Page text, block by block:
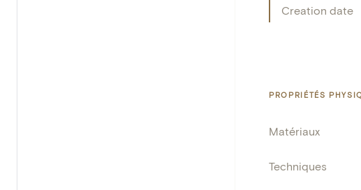
Creation date
PROPRIÉTÉS
Matériaux
Techniques